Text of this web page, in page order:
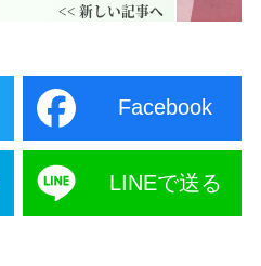
Facebook
LINEで送る